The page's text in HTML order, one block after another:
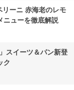
ーニ 赤海老のレモ
ニューを徹底解説
スイーツ＆パン新登
ク